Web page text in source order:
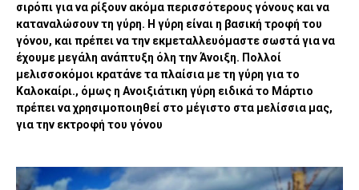
σιρόπι για να ρίξουν ακόμα περισσότερους γόνους και να
καταναλώσουν τη γύρη. Η γύρη είναι η βασική τροφή του
γόνου, και πρέπει να την εκμεταλλευόμαστε σωστά για να
έχουμε μεγάλη ανάπτυξη όλη την Άνοιξη. Πολλοί
μελισσοκόμοι κρατάνε τα πλαίσια με τη γύρη για το
Καλοκαίρι., όμως η Ανοιξιάτικη γύρη ειδικά το Μάρτιο
πρέπει να χρησιμοποιηθεί στο μέγιστο στα μελίσσια μας,
για την εκτροφή του γόνου